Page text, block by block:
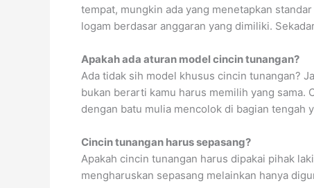
tempat, mungkin ada yang menetapkan
logam berdasar anggaran yang dimiliki.
Apakah ada aturan model cincin tunangan?
Ada tidak sih model khusus cincin tunangan?
bukan berarti kamu harus memilih yang sama.
dengan batu mulia mencolok di bagian tengah
Cincin tunangan harus sepasang?
Apakah cincin tunangan harus dipakai pihak
mengharuskan sepasang melainkan hanya